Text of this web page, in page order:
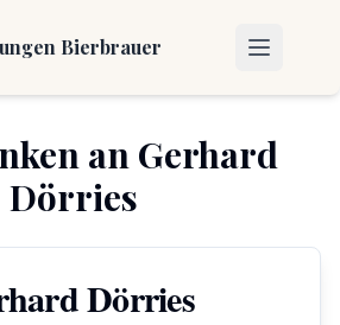
Bierbrauer
an Gerhard
Dörries
Dörries